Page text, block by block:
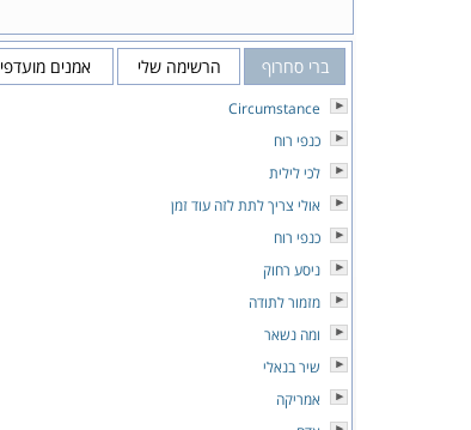
ברי סחרוף הרשימה שלי אמנים
Circumstance
כנפי רוח
לכי לילית
אולי צריך לתת לזה עוד זמן
כנפי רוח
ניסע רחוק
מזמור לתודה
ומה נשאר
שיר בנאלי
אמריקה